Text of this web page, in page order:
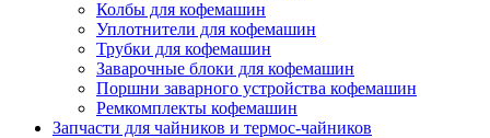
Колбы для кофемашин
Уплотнители для кофемашин
Трубки для кофемашин
Заварочные блоки для кофемашин
Поршни заварного устройства кофемашин
Ремкомплекты кофемашин
Запчасти для чайников и термос-чайников